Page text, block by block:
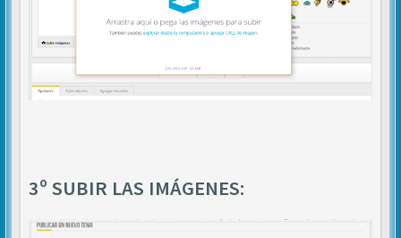
3º SUBIR LAS IMÁGENES: